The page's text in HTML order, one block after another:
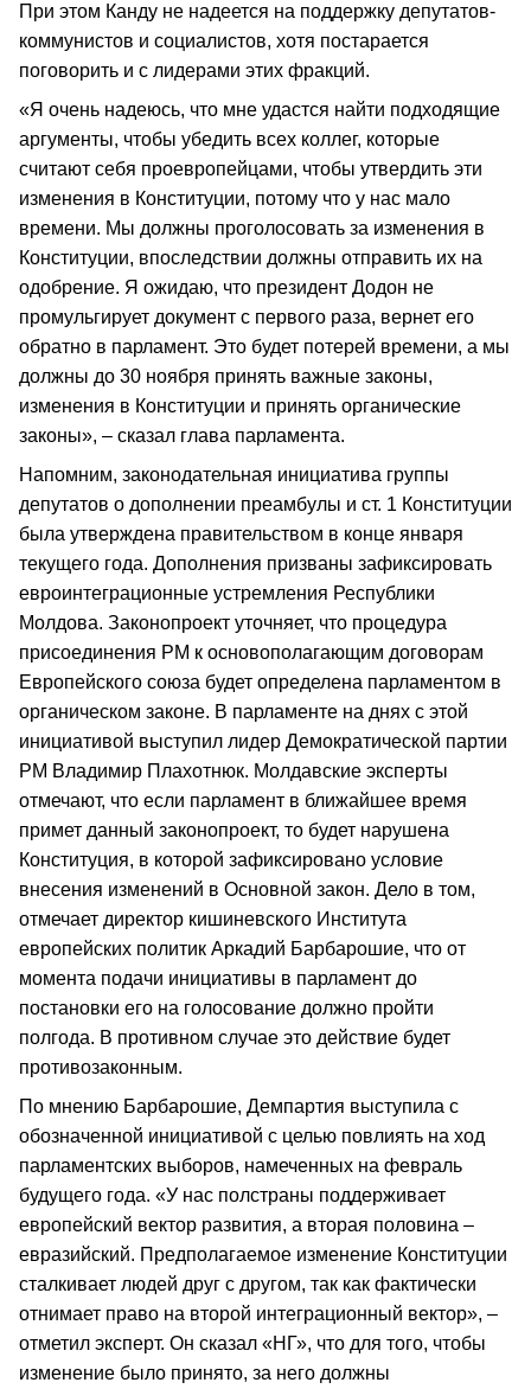
При этом Канду не надеется на поддержку депутатов-
коммунистов и социалистов, хотя постарается
поговорить и с лидерами этих фракций.
«Я очень надеюсь, что мне удастся найти подходящие
аргументы, чтобы убедить всех коллег, которые
считают себя проевропейцами, чтобы утвердить эти
изменения в Конституции, потому что у нас мало
времени. Мы должны проголосовать за изменения в
Конституции, впоследствии должны отправить их на
одобрение. Я ожидаю, что президент Додон не
промульгирует документ с первого раза, вернет его
обратно в парламент. Это будет потерей времени, а мы
должны до 30 ноября принять важные законы,
изменения в Конституции и принять органические
законы», – сказал глава парламента.
Напомним, законодательная инициатива группы
депутатов о дополнении преамбулы и ст. 1 Конституции
была утверждена правительством в конце января
текущего года. Дополнения призваны зафиксировать
евроинтеграционные устремления Республики
Молдова. Законопроект уточняет, что процедура
присоединения РМ к основополагающим договорам
Европейского союза будет определена парламентом в
органическом законе. В парламенте на днях с этой
инициативой выступил лидер Демократической партии
РМ Владимир Плахотнюк. Молдавские эксперты
отмечают, что если парламент в ближайшее время
примет данный законопроект, то будет нарушена
Конституция, в которой зафиксировано условие
внесения изменений в Основной закон. Дело в том,
отмечает директор кишиневского Института
европейских политик Аркадий Барбарошие, что от
момента подачи инициативы в парламент до
постановки его на голосование должно пройти
полгода. В противном случае это действие будет
противозаконным.
По мнению Барбарошие, Демпартия выступила с
обозначенной инициативой с целью повлиять на ход
парламентских выборов, намеченных на февраль
будущего года. «У нас полстраны поддерживает
европейский вектор развития, а вторая половина –
евразийский. Предполагаемое изменение Конституции
сталкивает людей друг с другом, так как фактически
отнимает право на второй интеграционный вектор», –
отметил эксперт. Он сказал «НГ», что для того, чтобы
изменение было принято, за него должны